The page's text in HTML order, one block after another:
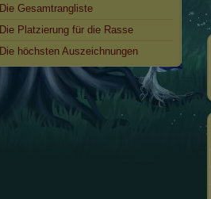
Die Gesamtrangliste
Die Platzierung für die Rasse
Die höchsten Auszeichnungen